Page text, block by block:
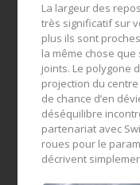
La largeur des
très significatif sur
plus ils sont
la même chose
joints. Le polygone
projection du
de chance d’en
déséquilibre
partenariat avec
roues pour le
décrivent